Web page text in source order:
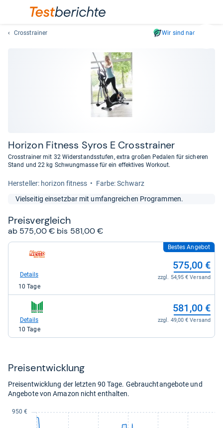
und
Crosstrainer Wir sind nachhaltig
Hori­zon Fit­ness Syros E Cross­trai­ner
Crosstrainer mit 32 Widerstandsstufen, extra großen Pedalen für sicheren
Stand und 22 kg Schwungmasse für ein effektives Workout.
Her­stel­ler: horizon fitness
Farbe: Schwarz
Vielseitig einsetzbar mit umfangreichen Programmen.
Preis­ver­gleich
ab 575,00 € bis 581,00 €
Netto-
Bestes Angebot
575,00 €
zzgl. 54,95 € Versand
Details
10 Tage
Marktkauf
581,00 €
zzgl. 49,00 € Versand
Details
10 Tage
Preis­ent­wick­lung
Preisentwicklung der letzten 90 Tage. Gebrauchtangebote und
Angebote von Amazon nicht enthalten.